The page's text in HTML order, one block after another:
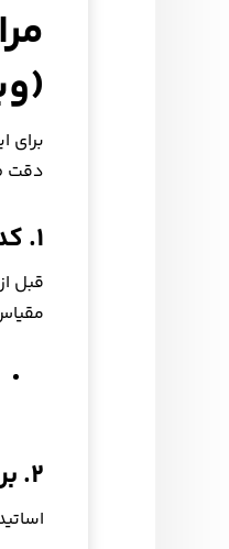
برای
دقت
۱. کدگذاری و آماده‌سازی داده‌ها (Data Preparation)
مقیاس‌های ۵ یا ۷
۲. بررسی پایایی و روایی (Validity & Reliability)